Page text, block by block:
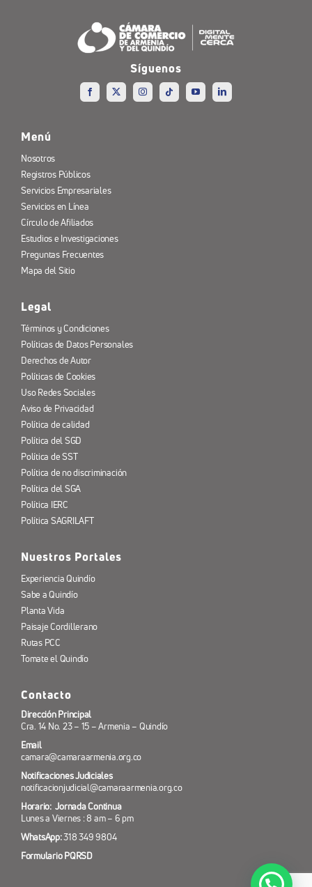
Síguenos
Menú
Nosotros
Registros Públicos
Servicios Empresariales
Servicios en Línea
Círculo de Afiliados
Estudios e Investigaciones
Preguntas Frecuentes
Mapa del Sitio
Legal
Términos y Condiciones
Políticas de Datos Personales
Derechos de Autor
Políticas de Cookies
Uso Redes Sociales
Aviso de Privacidad
Política de calidad
Política del SGD
Política de SST
Política de no discriminación
Política del SGA
Política IERC
Política SAGRILAFT
Nuestros Portales
Experiencia Quindío
Sabe a Quindío
Planta Vida
Paisaje Cordillerano
Rutas PCC
Tomate el Quindío
Contacto
Dirección Principal
Cra. 14 No. 23 – 15 – Armenia – Quindío
Email
camara@camaraarmenia.org.co
Notificaciones Judiciales
notificacionjudicial@camaraarmenia.org.co
Horario: Jornada Continua
Lunes a Viernes : 8 am – 6 pm
WhatsApp:318 349 9804
Formulario PQRSD